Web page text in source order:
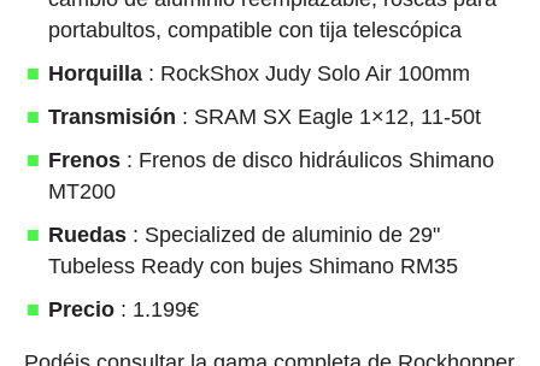
portabultos, compatible con tija telescópica
Horquilla: RockShox Judy Solo Air 100mm
Transmisión : SRAM SX Eagle 1×12, 11-50t
Frenos: Frenos de disco hidráulicos Shimano
MT200
Ruedas: Specialized de aluminio de 29"
Tubeless Ready con bujes Shimano RM35
Precio: 1.199€